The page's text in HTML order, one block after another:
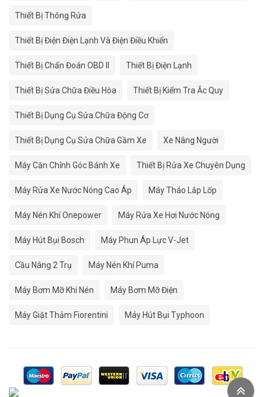
Thiết Bị Thông Rửa
Thiết Bị Điện Điện Lạnh Và Điện Điều Khiển
Thiết Bị Chẩn Đoán OBD II Thiết Bị Điện Lạnh
Thiết Bị Sửa Chữa Điều Hòa Thiết Bị Kiểm Tra Ắc Quy
Thiết Bị Dụng Cụ Sửa Chữa Động Cơ
Thiết Bị Dụng Cụ Sửa Chữa Gầm Xe Xe Nâng Người
Máy Căn Chỉnh Góc Bánh Xe Thiết Bị Rửa Xe Chuyên Dụng
Máy Rửa Xe Nước Nóng Cao Áp Máy Tháo Lắp Lốp
Máy Nén Khí Onepower Máy Rửa Xe Hơi Nước Nóng
Máy Hút Bụi Bosch Máy Phun Áp Lực V-Jet
Cầu Nâng 2 Trụ Máy Nén Khí Puma
Máy Bơm Mỡ Khí Nén Máy Bơm Mỡ Điện
Máy Giặt Thảm Fiorentini Máy Hút Bụi Typhoon